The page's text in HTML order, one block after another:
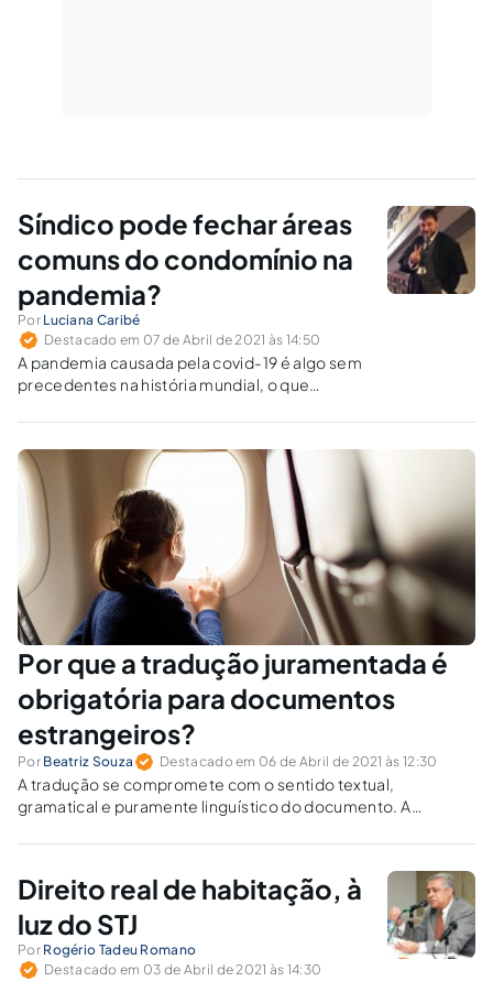
Síndico pode fechar áreas
comuns do condomínio na
pandemia?
Por Luciana Caribé
Destacado em 07 de Abril de 2021 às 14:50
A pandemia causada pela covid-19 é algo sem
precedentes na história mundial, o que
de toda a sociedade. Terá o direito
condominial também sido afetado?
Por que a tradução juramentada é
obrigatória para documentos
estrangeiros?
Por Beatriz Souza Destacado em 06 de Abril de 2021 às 12:30
A tradução se compromete com o sentido textual,
gramatical e puramente linguístico do documento. A
segurança aos negócios e à população. Entenda como
Direito real de habitação, à
luz do STJ
Por Rogério Tadeu Romano
Destacado em 03 de Abril de 2021 às 14:30